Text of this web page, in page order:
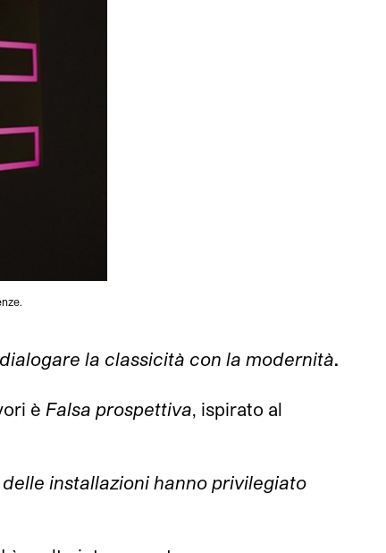
la classicità con la modernità.
è Falsa prospettiva, ispirato al
installazioni hanno privilegiato